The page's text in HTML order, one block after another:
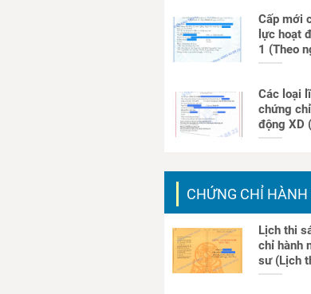
Cấp mới
lực hoạt
1 (Theo
nhất)
Các loại
chứng
động XD
định mới)
CHỨNG CHỈ HÀNH
Lịch thi
chỉ hành
sư (Lịch
2026)